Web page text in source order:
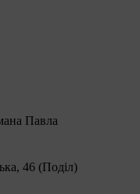
Павла
46 (Поділ)